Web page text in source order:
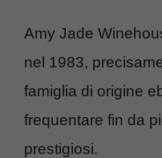
Amy Jade
nel 1983,
famiglia di origine
frequentare fin da
prestigiosi.